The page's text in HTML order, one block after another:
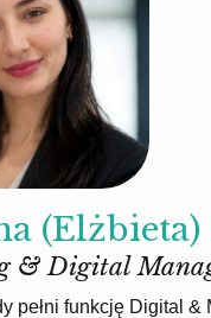
& Digital
pełni funkcję Digital &